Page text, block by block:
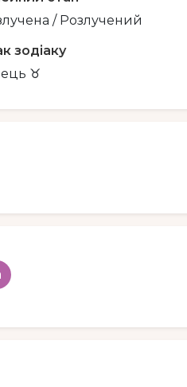
/ Розлучений
зодіаку
♉️